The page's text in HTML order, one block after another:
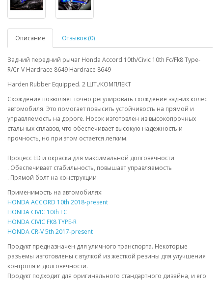
Описание Отзывов (0)
Задний передний рычаг Honda Accord 10th/Civic 10th Fc/Fk8 Type-
R/Cr-V Hardrace 8649 Hardrace 8649
Harden Rubber Equipped. 2 ШТ./КОМПЛЕКТ
Схождение позволяет точно регулировать схождение задних колес
автомобиля. Это помогает повысить устойчивость на прямой и
управляемость на дороге. Носок изготовлен из высокопрочных
стальных сплавов, что обеспечивает высокую надежность и
прочность, но при этом остается легким.
Процесс ED и окраска для максимальной долговечности
. Обеспечивает стабильность, повышает управляемость
. Прямой болт на конструкции
Применимость на автомобилях:
HONDA ACCORD 10th 2018-present
HONDA CIVIC 10th FC
HONDA CIVIC FK8 TYPE-R
HONDA CR-V 5th 2017-present
Продукт предназначен для уличного транспорта. Некоторые
разъемы изготовлены с втулкой из жесткой резины для улучшения
контроля и долговечности.
Продукт подходит для оригинального стандартного дизайна, и его